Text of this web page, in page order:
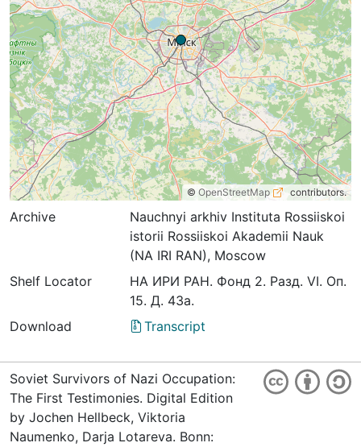
© OpenStreetMap contributors.
Archive
Nauchnyi arkhiv Instituta Rossiiskoi
istorii Rossiiskoi Akademii Nauk
(NA IRI RAN), Moscow
Shelf Locator
НА ИРИ РАН. Фонд 2. Разд. VI. Оп.
15. Д. 43а.
Download
Transcript
Soviet Survivors of Nazi Occupation:
The First Testimonies. Digital Edition
by Jochen Hellbeck, Viktoria
Naumenko, Darja Lotareva. Bonn: